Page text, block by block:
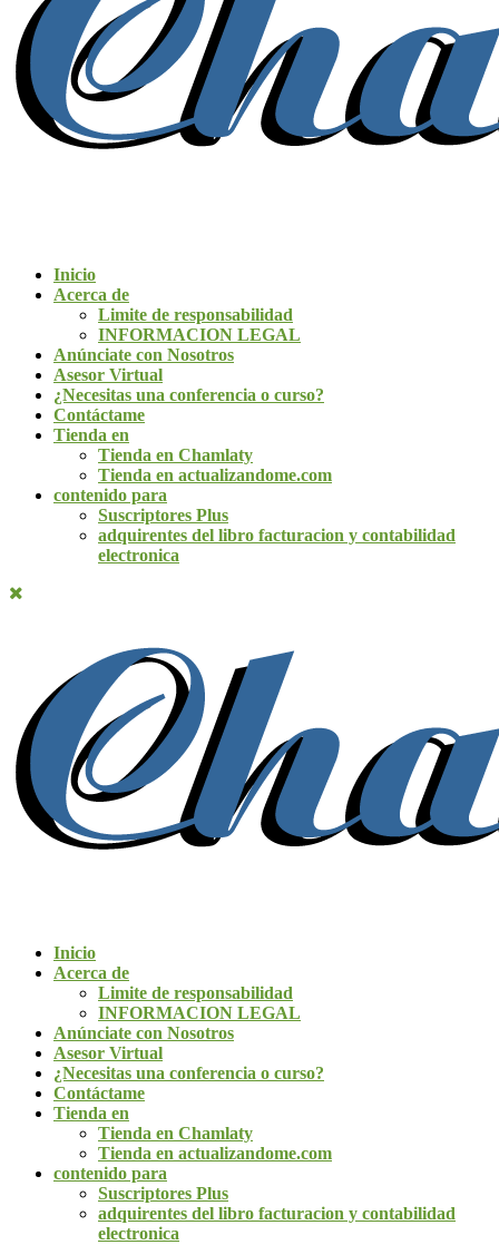
Inicio
Acerca de
Limite de responsabilidad
INFORMACION LEGAL
Anúnciate con Nosotros
Asesor Virtual
¿Necesitas una conferencia o curso?
Contáctame
Tienda en
Tienda en Chamlaty
Tienda en actualizandome.com
contenido para
Suscriptores Plus
adquirentes del libro facturacion y contabilidad
electronica
Inicio
Acerca de
Limite de responsabilidad
INFORMACION LEGAL
Anúnciate con Nosotros
Asesor Virtual
¿Necesitas una conferencia o curso?
Contáctame
Tienda en
Tienda en Chamlaty
Tienda en actualizandome.com
contenido para
Suscriptores Plus
adquirentes del libro facturacion y contabilidad
electronica